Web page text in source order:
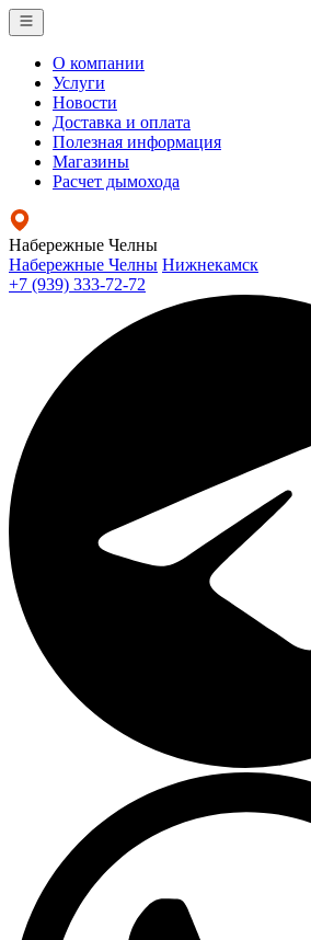
О компании
Услуги
Новости
Доставка и оплата
Полезная информация
Магазины
Расчет дымохода
Набережные Челны
Набережные Челны Нижнекамск
+7 (939) 333-72-72